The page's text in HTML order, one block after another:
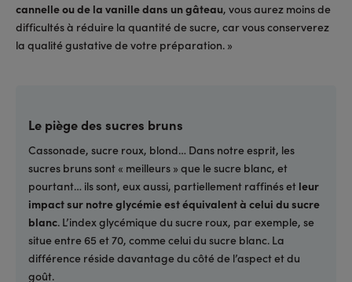
cannelle ou de la vanille dans un gâteau, vous aurez moins de
difficultés à réduire la quantité de sucre, car vous conserverez
la qualité gustative de votre préparation. »
Le piège des sucres bruns
Cassonade, sucre roux, blond… Dans notre esprit, les
sucres bruns sont « meilleurs » que le sucre blanc, et
pourtant… ils sont, eux aussi, partiellement raffinés et leur
impact sur notre glycémie est équivalent à celui du sucre
blanc. L’index glycémique du sucre roux, par exemple, se
situe entre 65 et 70, comme celui du sucre blanc. La
différence réside davantage du côté de l’aspect et du
goût.